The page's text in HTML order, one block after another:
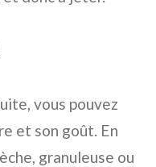
vous pouvez
et son goût. En
granuleuse ou